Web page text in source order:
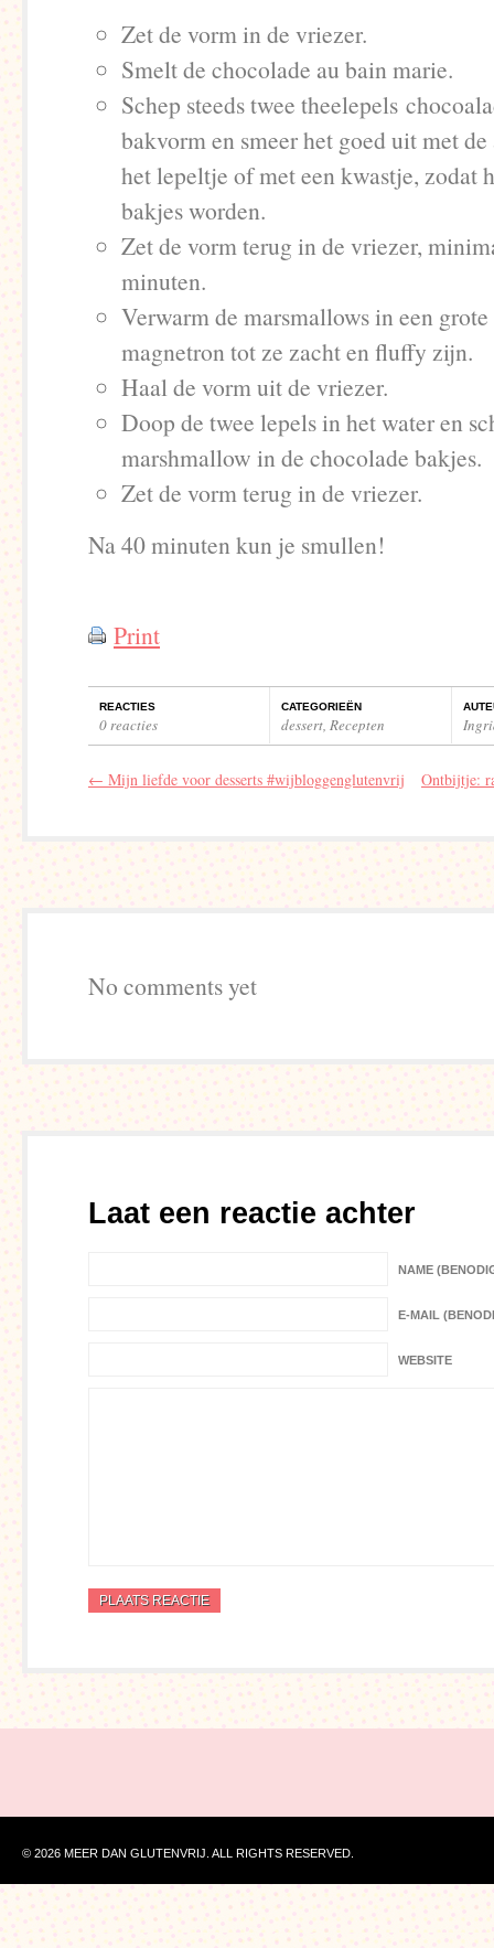
Zet de vorm in de vriezer.
Smelt de chocolade au bain marie.
Schep steeds twee theelepels
bakvorm en smeer het goed uit met
het lepeltje of met een kwastje, zodat
bakjes worden.
Zet de vorm terug in de vriezer,
minuten.
Verwarm de marsmallows in een
magnetron tot ze zacht en fluffy zijn.
Haal de vorm uit de vriezer.
Doop de twee lepels in het water en
marshmallow in de chocolade bakjes.
Zet de vorm terug in de vriezer.
Na 40 minuten kun je smullen!
Print
REACTIES
0 reacties
CATEGORIEËN
dessert, Recepten
← Mijn liefde voor desserts #wijbloggenglutenvrij Ontbijtje:
No comments yet
Laat een reactie achter
NAME
E-MAIL
WEBSITE
© 2026 MEER DAN GLUTENVRIJ. ALL RIGHTS RESERVED.